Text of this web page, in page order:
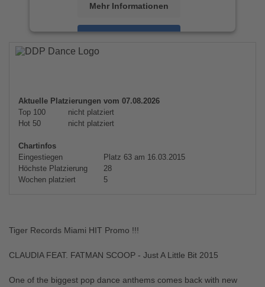
Mehr Informationen
Akzeptieren
powered by
Aktuelle Platzierungen vom 07.08.2026
Top 100
nicht platziert
Hot 50
nicht platziert
Chartinfos
Eingestiegen
Platz 63 am 16.03.2015
Höchste Platzierung
28
Wochen platziert
5
Tiger Records Miami HIT Promo !!!
CLAUDIA FEAT. FATMAN SCOOP - Just A Little Bit 2015
One of the biggest pop dance anthems comes back with new